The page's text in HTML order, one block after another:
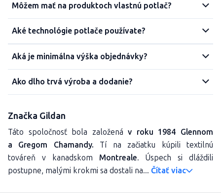
Môžem mať na produktoch vlastnú potlač?
Aké technológie potlače používate?
Aká je minimálna výška objednávky?
Ako dlho trvá výroba a dodanie?
Značka Gildan
Táto spoločnosť bola založenáv roku 1984 Glennom
a Gregom Chamandy. Tí na začiatku kúpili textilnú
továreň v kanadskom Montreale. Úspech si dláždili
postupne, malými krokmi sa dostali na... Čítať viac